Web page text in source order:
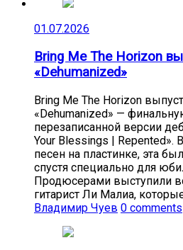
01.07.2026
Bring Me The Horizon
«Dehumanized»
Bring Me The Horizon
«Dehumanized» —
перезаписанной версии
Your Blessings | Repented».
песен на пластинке, эта
спустя специально для
Продюсерами выступили
гитарист Ли Малиа,
Владимир Чуев 0 comments